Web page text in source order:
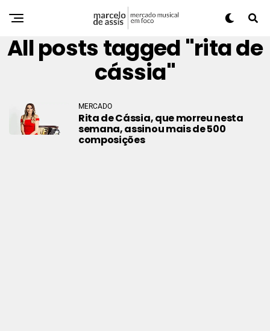
All posts tagged "rita de
cássia"
MERCADO
Rita de Cássia, que morreu nesta
semana, assinou mais de 500
composições